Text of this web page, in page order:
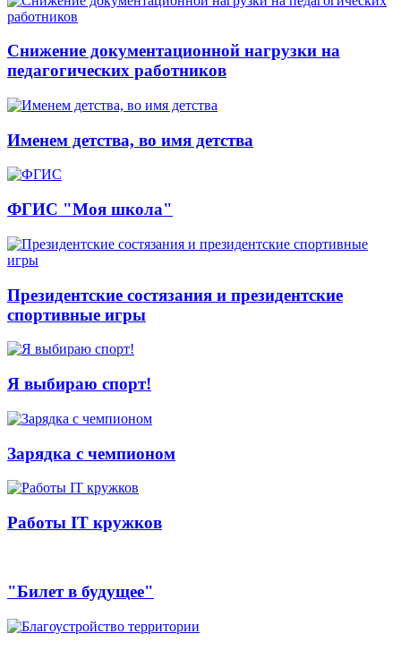
Снижение документационной нагрузки на
педагогических работников
Именем детства, во имя детства
ФГИС "Моя школа"
Президентские состязания и президентские
спортивные игры
Я выбираю спорт!
Зарядка с чемпионом
Работы IT кружков
"Билет в будущее"